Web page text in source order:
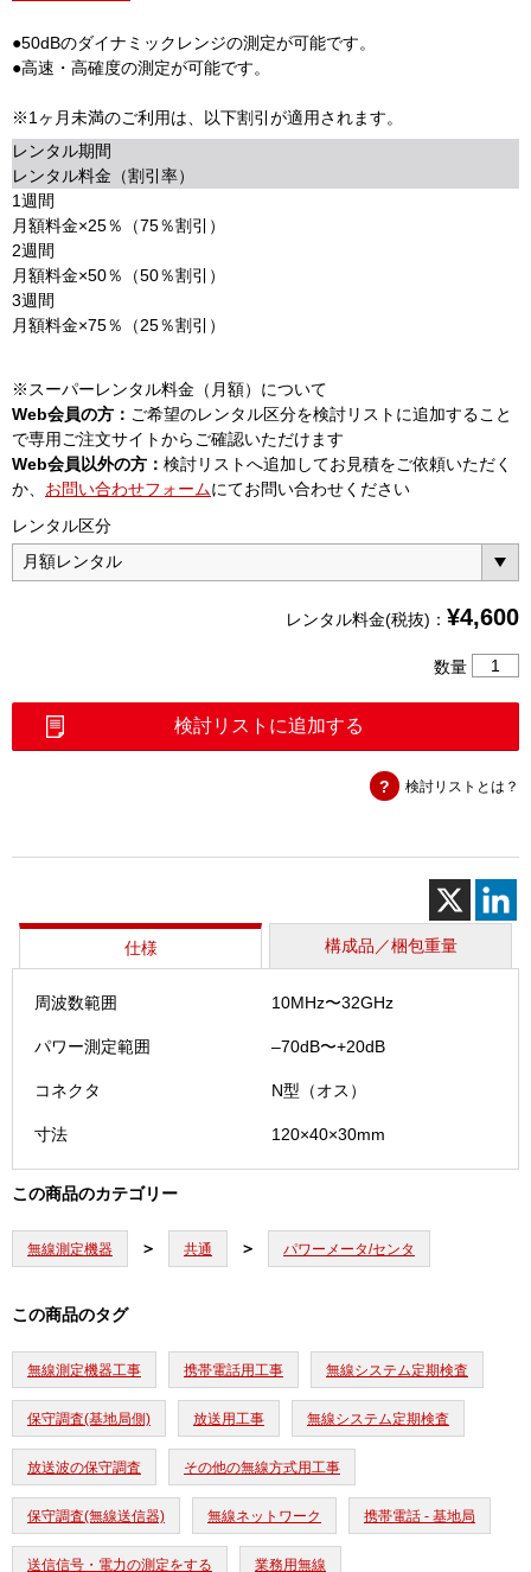
●50dBのダイナミックレンジの測定が可能です。
●高速・高確度の測定が可能です。
※1ヶ月未満のご利用は、以下割引が適用されます。
レンタル期間
レンタル料金（割引率）
1週間
月額料金×25％（75％割引）
2週間
月額料金×50％（50％割引）
3週間
月額料金×75％（25％割引）
※スーパーレンタル料金（月額）について
Web会員の方： ご希望のレンタル区分を検討リストに追加すること
で専用ご注文サイトからご確認いただけます
Web会員以外の方： 検討リストへ追加してお見積をご依頼いただく
か、 お問い合わせフォームにてお問い合わせください
レンタル区分
レンタル料金(税抜)： ¥4,600
数量
サ
検討リストに追加する
検討リストとは？
仕様 構成品／梱包重量
周波数範囲 10MHz〜32GHz
パワー測定範囲 ‒70dB〜+20dB
コネクタ N型（オス）
寸法 120×40×30mm
この商品のカテゴリー
無線測定機器 共通 パワーメータ/センタ
この商品のタグ
無線測定機器工事 携帯電話用工事 無線システム定期検査
保守調査(基地局側) 放送用工事 無線システム定期検査
放送波の保守調査 その他の無線方式用工事
保守調査(無線送信器) 無線ネットワーク 携帯電話 - 基地局
送信信号・電力の測定をする 業務用無線